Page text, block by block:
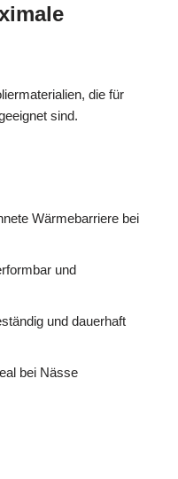
die für
sind.
Wärmebarriere bei
und
und dauerhaft
bei Nässe